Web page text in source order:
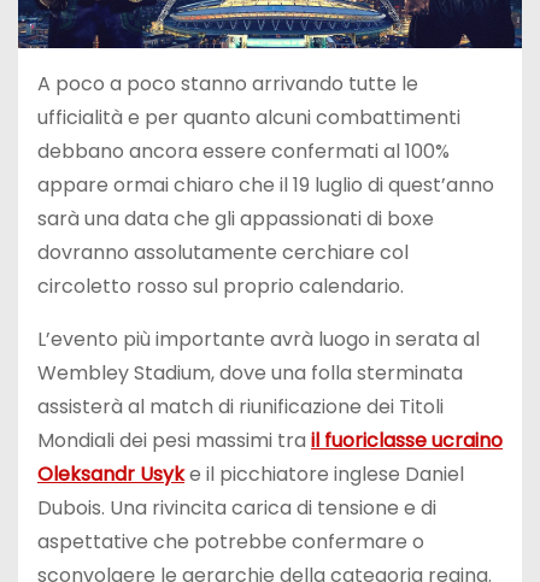
A poco a poco stanno arrivando tutte le
ufficialità e per quanto alcuni combattimenti
debbano ancora essere confermati al 100%
appare ormai chiaro che il 19 luglio di quest’anno
sarà una data che gli appassionati di boxe
dovranno assolutamente cerchiare col
circoletto rosso sul proprio calendario.
L’evento più importante avrà luogo in serata al
Wembley Stadium, dove una folla sterminata
assisterà al match di riunificazione dei Titoli
Mondiali dei pesi massimi tra il fuoriclasse ucraino
Oleksandr Usyke il picchiatore inglese Daniel
Dubois. Una rivincita carica di tensione e di
aspettative che potrebbe confermare o
sconvolgere le gerarchie della categoria regina.